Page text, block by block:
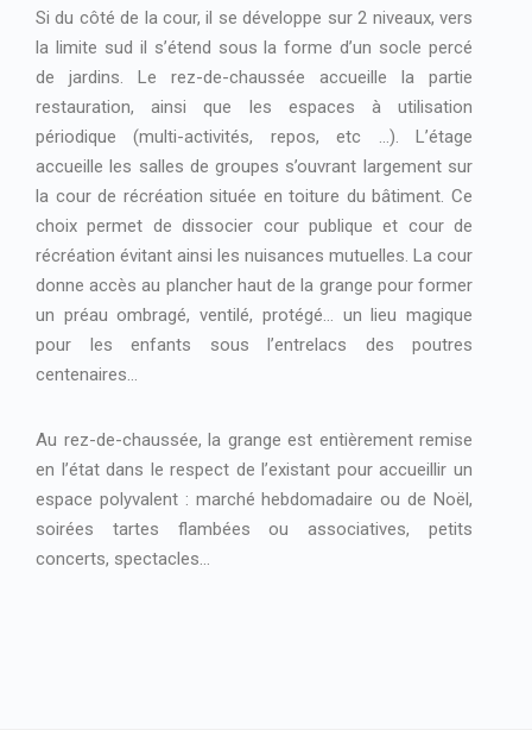
Si du côté de la cour, il se développe sur 2 niveaux, vers
la limite sud il s’étend sous la forme d’un socle percé
de jardins. Le rez-de-chaussée accueille la partie
restauration, ainsi que les espaces à utilisation
périodique (multi-activités, repos, etc …). L’étage
accueille les salles de groupes s’ouvrant largement sur
la cour de récréation située en toiture du bâtiment. Ce
choix permet de dissocier cour publique et cour de
récréation évitant ainsi les nuisances mutuelles. La cour
donne accès au plancher haut de la grange pour former
un préau ombragé, ventilé, protégé… un lieu magique
pour les enfants sous l’entrelacs des poutres
centenaires…
Au rez-de-chaussée, la grange est entièrement remise
en l’état dans le respect de l’existant pour accueillir un
espace polyvalent : marché hebdomadaire ou de Noël,
soirées tartes flambées ou associatives, petits
concerts, spectacles…